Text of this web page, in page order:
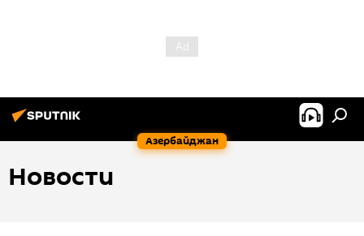
Азербайджан
Новости